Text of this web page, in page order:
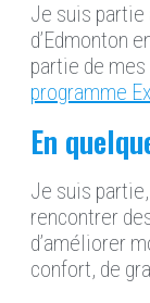
Je suis partie
d’Edmonton
partie de
programme
En
Je suis partie,
rencontrer
d’améliorer
confort, de